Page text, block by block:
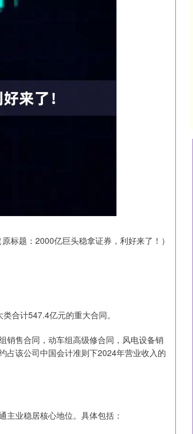
（原标题：2000亿巨头稳拿证券，利好来了！）
合计547.4亿元的重大合同。
销售合同，动车组高级修合同，风电设备销
占该公司中国会计准则下2024年营业收入的
业稳居核心地位。具体包括：